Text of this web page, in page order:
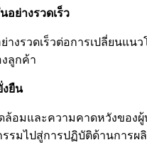
อย่างรวดเร็ว
างรวดเร็วต่อการเปลี่ยนแน
ลูกค้า
ยืน
ล้อมและความคาดหวังของ
รมไปสู่การปฏิบัติด้านการผลิ